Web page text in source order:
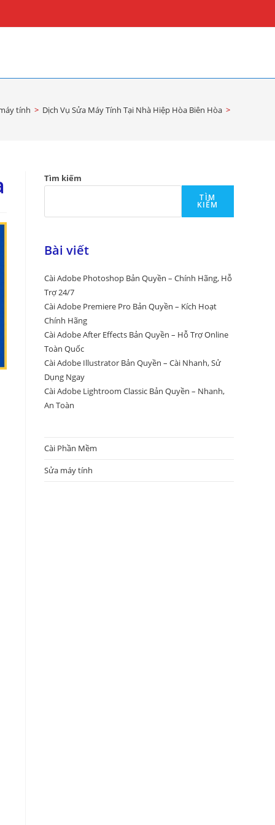
tính > Dịch Vụ Sửa Máy Tính Tại Nhà Hiệp Hòa Biên Hòa >
Tìm kiếm
TÌM
KIẾM
Bài viết
Cài Adobe Photoshop Bản Quyền – Chính Hãng, Hỗ
Trợ 24/7
Cài Adobe Premiere Pro Bản Quyền – Kích Hoạt
Chính Hãng
Cài Adobe After Effects Bản Quyền – Hỗ Trợ Online
Toàn Quốc
Cài Adobe Illustrator Bản Quyền – Cài Nhanh, Sử
Dụng Ngay
Cài Adobe Lightroom Classic Bản Quyền – Nhanh,
An Toàn
Cài Phần Mềm
Sửa máy tính